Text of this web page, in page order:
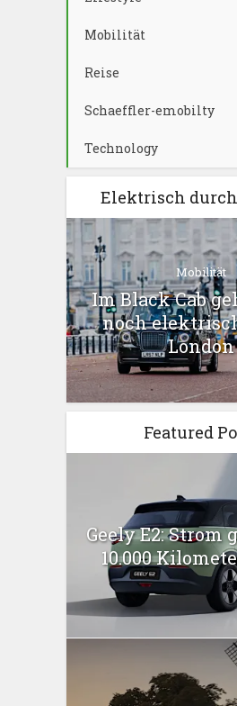
Mobilität
Reise
Schaeffler-emobilty
Technology
Elektrisch
Mobilität
Im Black Cab
noch
London
Featured
Geely E2: Strom
10.000